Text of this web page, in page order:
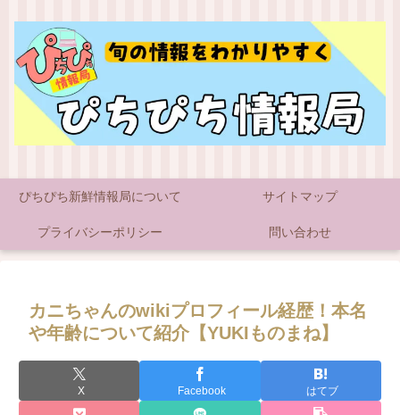
ぴちぴち新鮮情報局について サイトマップ
プライバシーポリシー 問い合わせ
カニちゃんのwikiプロフィール経歴！本名
や年齢について紹介【YUKIものまね】
X Facebook はてブ